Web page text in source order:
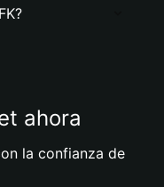
ahora
la confianza de